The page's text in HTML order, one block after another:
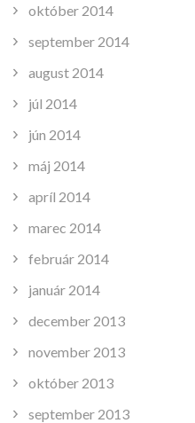
október 2014
september 2014
august 2014
júl 2014
jún 2014
máj 2014
apríl 2014
marec 2014
február 2014
január 2014
december 2013
november 2013
október 2013
september 2013